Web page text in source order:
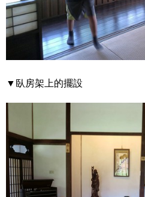
▼臥房架上的擺設